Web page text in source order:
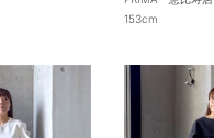
153cm